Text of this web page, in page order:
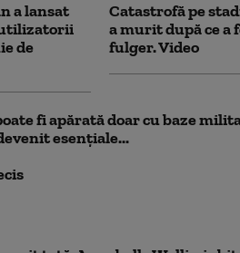
a lansat
de
Catastrofă pe
a murit după ce a
fulger. Video
fi apărată doar cu baze
esențiale...